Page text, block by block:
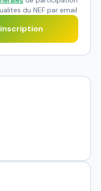
du NEF par email